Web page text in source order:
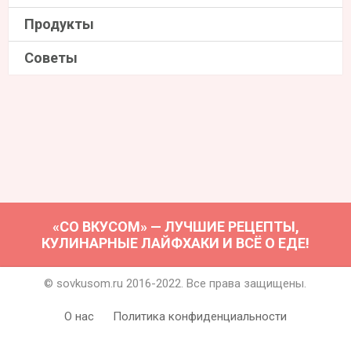
Продукты
Советы
«СО ВКУСОМ» — ЛУЧШИЕ РЕЦЕПТЫ,
КУЛИНАРНЫЕ ЛАЙФХАКИ И ВСЁ О ЕДЕ!
© sovkusom.ru 2016-2022. Все права защищены.
О нас Политика конфиденциальности